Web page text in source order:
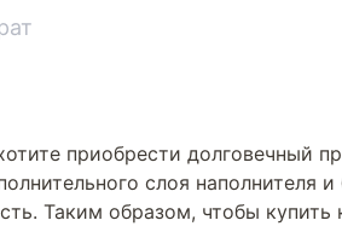
приобрести долговечный
слоя наполнителя
Таким образом, чтобы купить